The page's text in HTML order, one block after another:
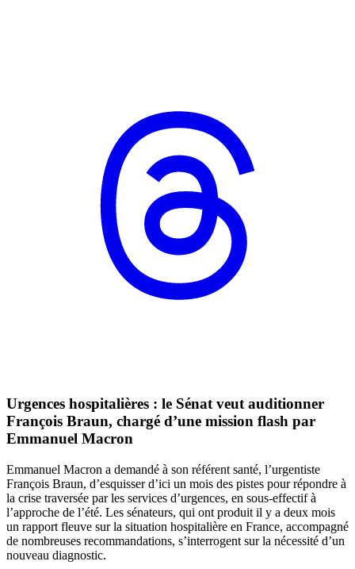
Urgences hospitalières : le Sénat veut auditionner
François Braun, chargé d’une mission flash par
Emmanuel Macron
Emmanuel Macron a demandé à son référent santé, l’urgentiste
François Braun, d’esquisser d’ici un mois des pistes pour répondre à
la crise traversée par les services d’urgences, en sous-effectif à
l’approche de l’été. Les sénateurs, qui ont produit il y a deux mois
un rapport fleuve sur la situation hospitalière en France, accompagné
de nombreuses recommandations, s’interrogent sur la nécessité d’un
nouveau diagnostic.